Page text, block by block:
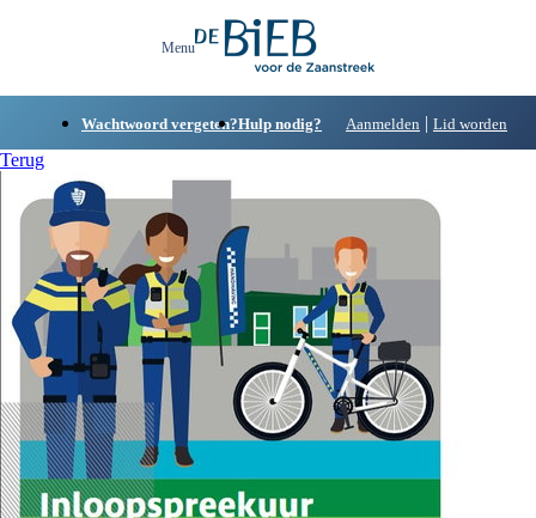
Wachtwoord vergeten?Hulp nodig? Aanmelden | Lid worden
Terug